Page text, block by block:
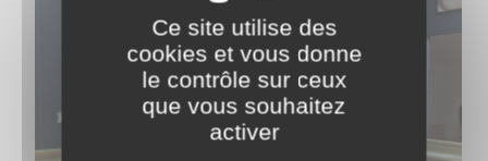
Ce site utilise des
cookies et vous donne
le contrôle sur ceux
que vous souhaitez
activer